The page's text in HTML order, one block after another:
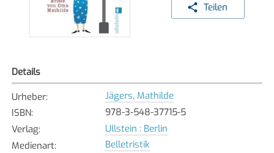
Teilen
Details
Urheber:
Jägers, Mathilde
ISBN:
978-3-548-37715-5
Verlag:
Ullstein : Berlin
Medienart:
Belletristik